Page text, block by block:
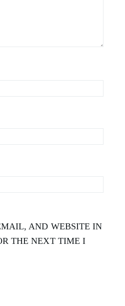
AND WEBSITE IN
THE NEXT TIME I